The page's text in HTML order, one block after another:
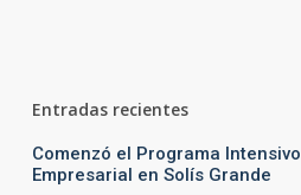
Entradas recientes
Comenzó el Programa
Empresarial en Solís Grande